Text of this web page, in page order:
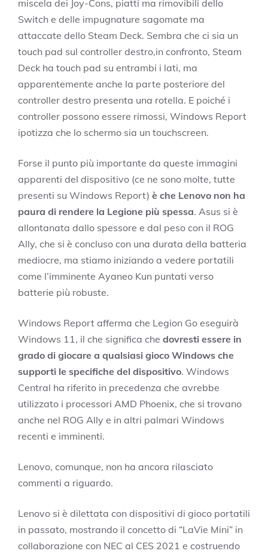
miscela dei Joy-Cons, piatti ma rimovibili dello
Switch e delle impugnature sagomate ma
attaccate dello Steam Deck. Sembra che ci sia un
touch pad sul controller destro,in confronto, Steam
Deck ha touch pad su entrambi i lati, ma
apparentemente anche la parte posteriore del
controller destro presenta una rotella. E poiché i
controller possono essere rimossi, Windows Report
ipotizza che lo schermo sia un touchscreen.
Forse il punto più importante da queste immagini
apparenti del dispositivo (ce ne sono molte, tutte
presenti su Windows Report) è che Lenovo non ha
paura di rendere la Legione più spessa. Asus si è
allontanata dallo spessore e dal peso con il ROG
Ally, che si è concluso con una durata della batteria
mediocre, ma stiamo iniziando a vedere portatili
come l’imminente Ayaneo Kun puntati verso
batterie più robuste.
Windows Report afferma che Legion Go eseguirà
Windows 11, il che significa che dovresti essere in
grado di giocare a qualsiasi gioco Windows che
supporti le specifiche del dispositivo. Windows
Central ha riferito in precedenza che avrebbe
utilizzato i processori AMD Phoenix, che si trovano
anche nel ROG Ally e in altri palmari Windows
recenti e imminenti.
Lenovo, comunque, non ha ancora rilasciato
commenti a riguardo.
Lenovo si è dilettata con dispositivi di gioco portatili
in passato, mostrando il concetto di “LaVie Mini” in
collaborazione con NEC al CES 2021 e costruendo